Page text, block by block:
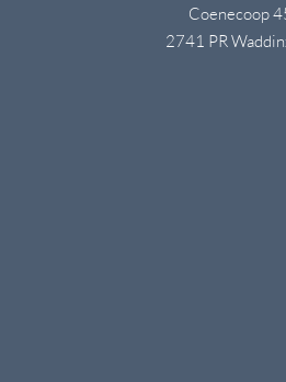
Coenecoop
2741 PR